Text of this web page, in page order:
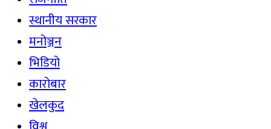
स्थानीय सरकार
मनोञ्जन
भिडियो
कारोबार
खेलकुद